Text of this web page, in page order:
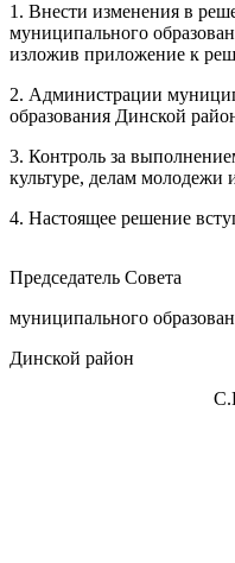
1. Внести изменения в
муниципального
изложив приложение к
2. Администрации
образования Динской
3. Контроль за
культуре, делам молодежи
4. Настоящее решение
Председатель Совета
муниципального
Динской район
С.И.